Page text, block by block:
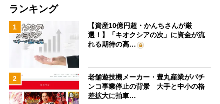
ランキング
1
【資産10億円超・かんちさんが厳
選！】「キオクシアの次」に資金が流
れる期待の高…
2
老舗遊技機メーカー・豊丸産業がパチ
ンコ事業停止の背景 大手と中小の格
差拡大に拍車…